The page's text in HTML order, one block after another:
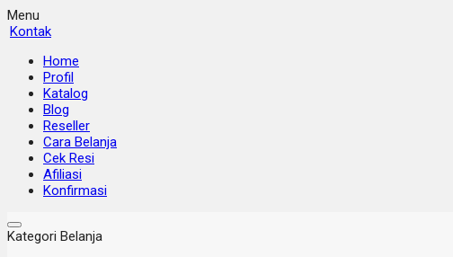
Menu
Kontak
Home
Profil
Katalog
Blog
Reseller
Cara Belanja
Cek Resi
Afiliasi
Konfirmasi
Kategori Belanja